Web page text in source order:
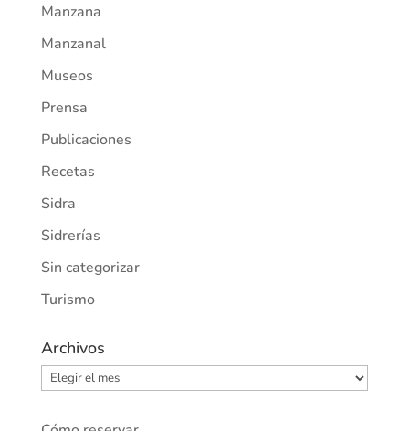
Manzana
Manzanal
Museos
Prensa
Publicaciones
Recetas
Sidra
Sidrerías
Sin categorizar
Turismo
Archivos
Archivos